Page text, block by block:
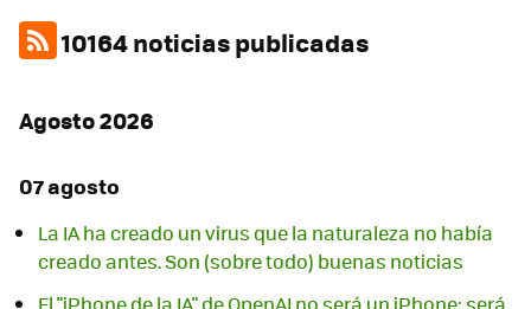
10164 noticias publicadas
Agosto 2026
07 agosto
La IA ha creado un virus que la naturaleza no había
creado antes. Son (sobre todo) buenas noticias
El "iPhone de la IA" de OpenAI no será un iPhone: será